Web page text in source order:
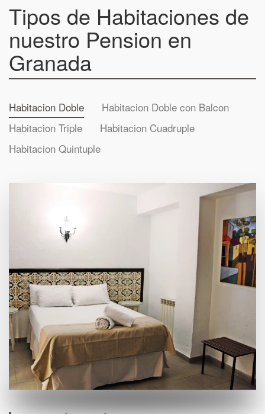
Tipos de Habitaciones de
nuestro Pension en
Granada
Habitacion Doble
Habitacion Doble con Balcon
Habitacion Triple
Habitacion Cuadruple
Habitacion Quintuple